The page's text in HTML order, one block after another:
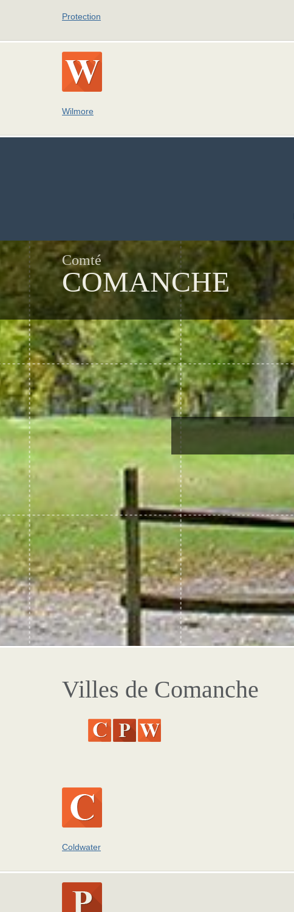
Protection
Wilmore
Comté
COMANCHE
Villes de Comanche
Coldwater